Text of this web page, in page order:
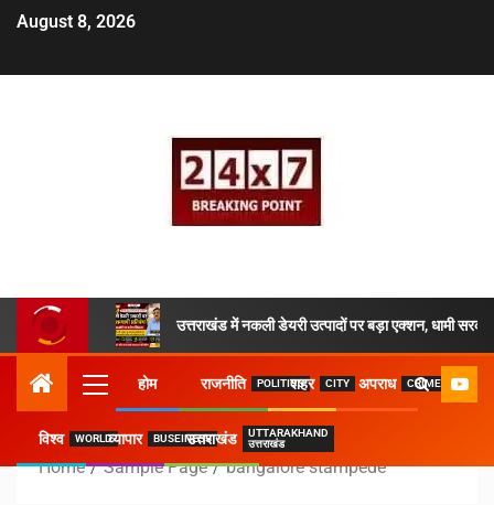
August 8, 2026
उत्तराखंड में नकली डेयरी उत्पादों पर बड़ा एक्शन, धामी
होम राजनीति POLITICSशहर CITY अपराध CRIME
विश्व WORLDव्यापार BUSEINESSउत्तराखंड
UTTARAKHAND
उत्तराखंड
Home Sample Page bangalore stampede